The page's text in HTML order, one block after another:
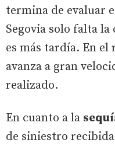
termina de evaluar
Segovia solo falta la
es más tardía. En el
avanza a gran
realizado.
En cuanto a la
de siniestro